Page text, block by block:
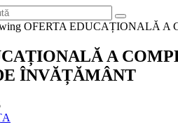
A
ÎNVĂȚĂMÂNT